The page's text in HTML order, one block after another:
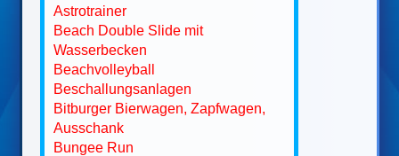
Astrotrainer
Beach Double Slide mit
Wasserbecken
Beachvolleyball
Beschallungsanlagen
Bitburger Bierwagen, Zapfwagen,
Ausschank
Bungee Run